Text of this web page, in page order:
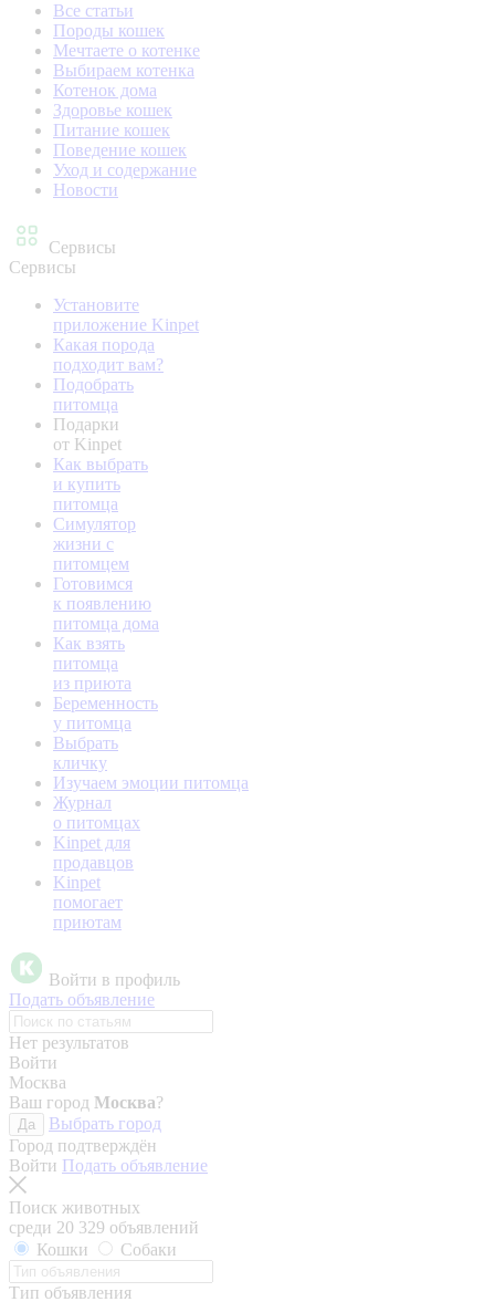
Все статьи
Породы кошек
Мечтаете о котенке
Выбираем котенка
Котенок дома
Здоровье кошек
Питание кошек
Поведение кошек
Уход и содержание
Новости
Сервисы
Сервисы
Установите
приложение Kinpet
Какая порода
подходит вам?
Подобрать
питомца
Подарки
от Kinpet
Как выбрать
и купить
питомца
Симулятор
жизни с
питомцем
Готовимся
к появлению
питомца дома
Как взять
питомца
из приюта
Беременность
у питомца
Выбрать
кличку
Изучаем эмоции питомца
Журнал
о питомцах
Kinpet для
продавцов
Kinpet
помогает
приютам
Войти в профиль
Подать объявление
Нет результатов
Войти
Москва
Ваш город Москва?
Да
Выбрать город
Город подтверждён
Войти Подать объявление
Поиск животных
среди 20 329 объявлений
Кошки
Собаки
Тип объявления